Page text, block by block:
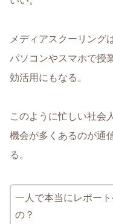
メディアスクーリング
パソコンやスマホで授
効活用にもなる。
このように忙しい社会
機会が多くあるのが通
る。
一人で本当にレポー
の？